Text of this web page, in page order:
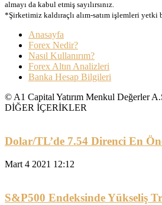
almayı da kabul etmiş sayılırsınız.
*Şirketimiz kaldıraçlı alım-satım işlemleri yetki
Anasayfa
Forex Nedir?
Nasıl Kullanırım?
Forex Altın Analizleri
Banka Hesap Bilgileri
© A1 Capital Yatırım Menkul Değerler
DİĞER İÇERİKLER
Dolar/TL’de 7.54 Direnci En
Mart 4 2021 12:12
S&P500 Endeksinde Yükseliş